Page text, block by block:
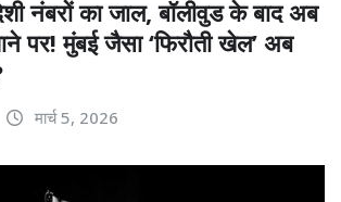
नंबरों का जाल, बॉलीवुड के बाद अब
पर! मुंबई जैसा ‘फिरौती खेल’ अब
मार्च 5, 2026